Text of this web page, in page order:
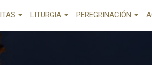
LITURGIA PEREGRINACIÓN